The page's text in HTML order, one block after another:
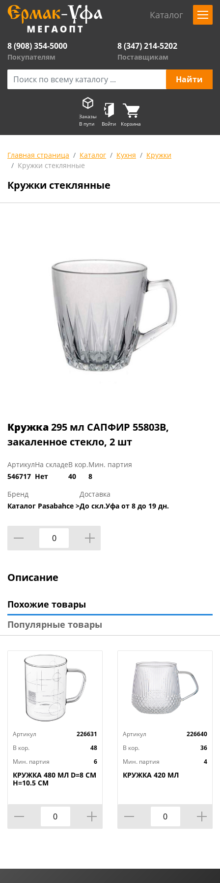
Каталог
8 (908) 354-5000
Покупателям
8 (347) 214-5202
Поставщикам
Заказы
В пути
Войти Корзина
Главная страница Каталог Кухня
Кружки
Кружки стеклянные
Кружки стеклянные
Кружка295 мл САПФИР 55803B,
закаленное стекло, 2 шт
Артикул
546717
На складе
Нет
В кор.
40
Мин. партия
8
Бренд
Каталог Pasabahce >
Доставка
До скл.Уфа от 8 до 19 дн.
Описание
Похожие товары
Популярные товары
Артикул
226631
В кор.
48
Мин. партия
6
КРУЖКА 480 МЛ D=8 СМ
H=10.5 СМ
Артикул
226640
В кор.
36
Мин. партия
4
КРУЖКА 420 МЛ